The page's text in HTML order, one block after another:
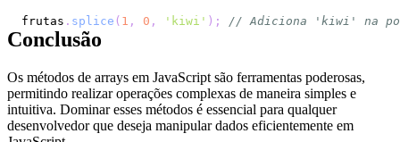
frutas . splice ( 1 , 0 , 'kiwi' ) ; // Adiciona 'kiwi' na
Conclusão
Os métodos de arrays em JavaScript são ferramentas poderosas,
permitindo realizar operações complexas de maneira simples e
intuitiva. Dominar esses métodos é essencial para qualquer
desenvolvedor que deseja manipular dados eficientemente em